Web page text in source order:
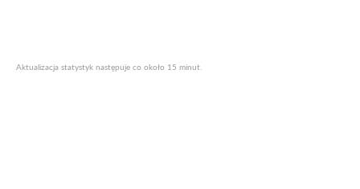
Aktualizacja statystyk następuje co około 15 minut.